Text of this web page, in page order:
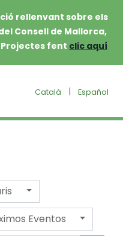
rellenvant sobre els
Consell de Mallorca,
fent clic aquí
Català | Español
Eventos